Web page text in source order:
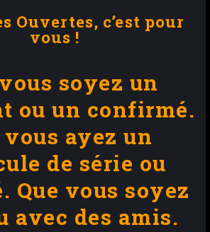
Ouvertes, c’est pour
vous !
soyez un
ou un confirmé.
vous ayez un
de série ou
Que vous soyez
avec des amis.